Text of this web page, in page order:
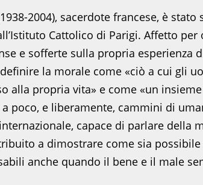
2004), sacerdote francese, è
Cattolico di Parigi. Affetto
e sofferte sulla propria esperienza
la morale come «ciò a cui gli
alla propria vita» e come «un
poco, e liberamente, cammini di
capace di parlare della
a dimostrare come sia
anche quando il bene e il male